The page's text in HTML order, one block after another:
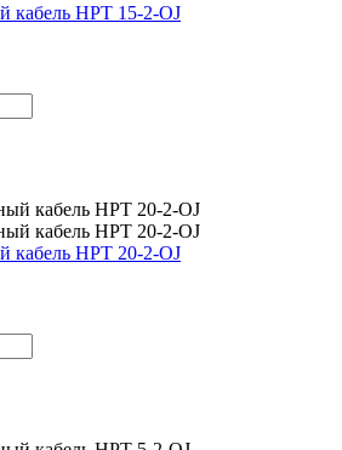
кабель HPT 15-2-OJ
кабель HPT 20-2-OJ